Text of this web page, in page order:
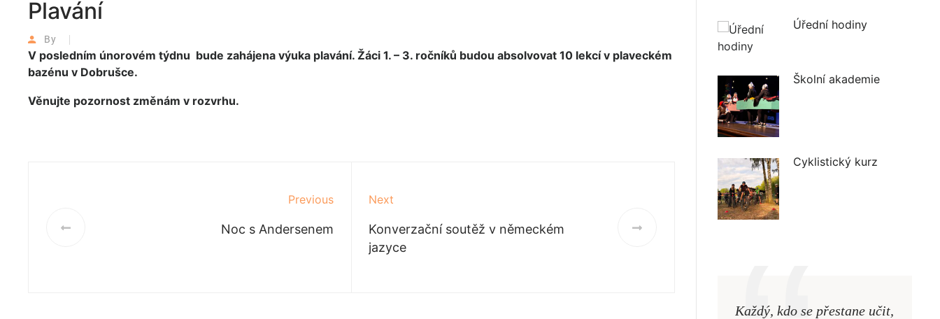
Plavání
By
V posledním únorovém týdnu bude zahájena výuka plavání. Žáci 1. – 3. ročníků budou absolvovat 10 lekcí v plaveckém
bazénu v Dobrušce.
Věnujte pozornost změnám v rozvrhu.
Previous
Noc s Andersenem
Next
Konverzační soutěž v německém
jazyce
Úřední hodiny
Školní akademie
Cyklistický kurz
Každý, kdo se přestane učit,